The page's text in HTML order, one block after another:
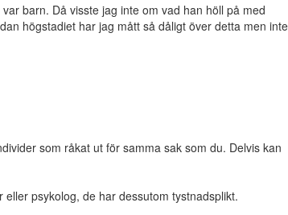
barn. Då visste jag inte om vad han höll på med
högstadiet har jag mått så dåligt över detta men inte
som råkat ut för samma sak som du. Delvis kan
psykolog, de har dessutom tystnadsplikt.